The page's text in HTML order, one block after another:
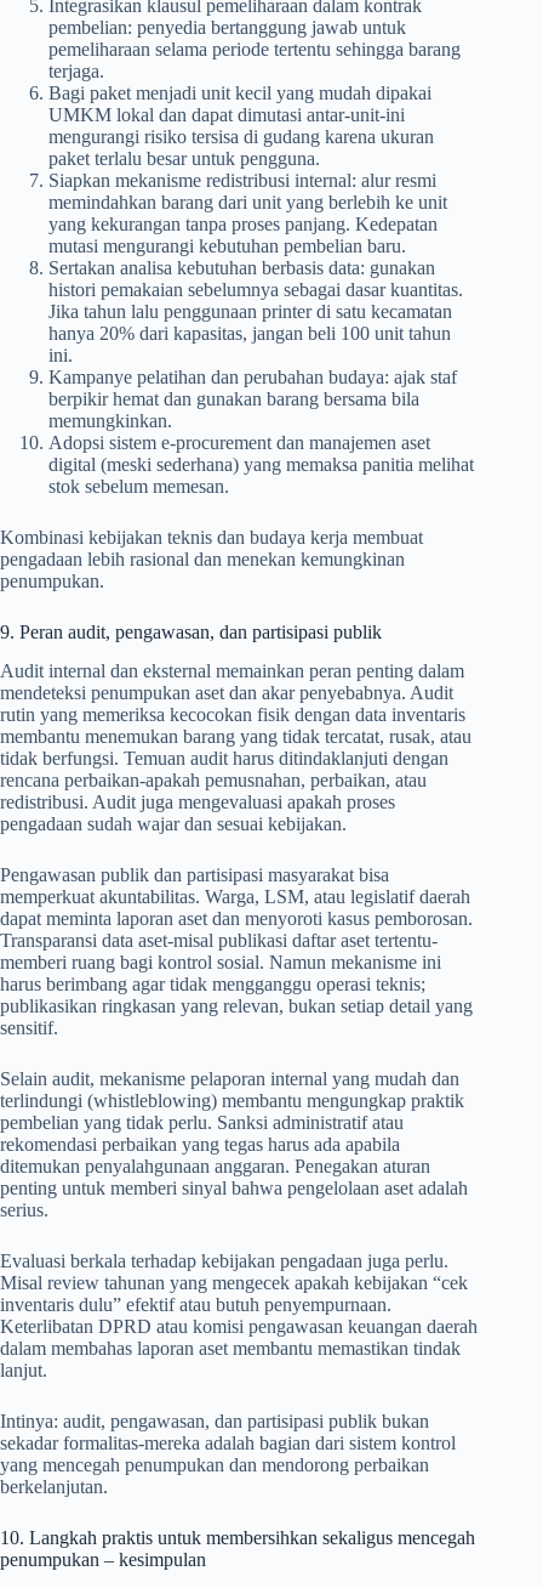
Integrasikan klausul pemeliharaan dalam kontrak
pembelian: penyedia bertanggung jawab untuk
pemeliharaan selama periode tertentu sehingga barang
terjaga.
Bagi paket menjadi unit kecil yang mudah dipakai
UMKM lokal dan dapat dimutasi antar-unit-ini
mengurangi risiko tersisa di gudang karena ukuran
paket terlalu besar untuk pengguna.
Siapkan mekanisme redistribusi internal: alur resmi
memindahkan barang dari unit yang berlebih ke unit
yang kekurangan tanpa proses panjang. Kedepatan
mutasi mengurangi kebutuhan pembelian baru.
Sertakan analisa kebutuhan berbasis data: gunakan
histori pemakaian sebelumnya sebagai dasar kuantitas.
Jika tahun lalu penggunaan printer di satu kecamatan
hanya 20% dari kapasitas, jangan beli 100 unit tahun
ini.
Kampanye pelatihan dan perubahan budaya: ajak staf
berpikir hemat dan gunakan barang bersama bila
memungkinkan.
Adopsi sistem e-procurement dan manajemen aset
digital (meski sederhana) yang memaksa panitia melihat
stok sebelum memesan.
Kombinasi kebijakan teknis dan budaya kerja membuat
pengadaan lebih rasional dan menekan kemungkinan
penumpukan.
9. Peran audit, pengawasan, dan partisipasi publik
Audit internal dan eksternal memainkan peran penting dalam
mendeteksi penumpukan aset dan akar penyebabnya. Audit
rutin yang memeriksa kecocokan fisik dengan data inventaris
membantu menemukan barang yang tidak tercatat, rusak, atau
tidak berfungsi. Temuan audit harus ditindaklanjuti dengan
rencana perbaikan-apakah pemusnahan, perbaikan, atau
redistribusi. Audit juga mengevaluasi apakah proses
pengadaan sudah wajar dan sesuai kebijakan.
Pengawasan publik dan partisipasi masyarakat bisa
memperkuat akuntabilitas. Warga, LSM, atau legislatif daerah
dapat meminta laporan aset dan menyoroti kasus pemborosan.
Transparansi data aset-misal publikasi daftar aset tertentu-
memberi ruang bagi kontrol sosial. Namun mekanisme ini
harus berimbang agar tidak mengganggu operasi teknis;
publikasikan ringkasan yang relevan, bukan setiap detail yang
sensitif.
Selain audit, mekanisme pelaporan internal yang mudah dan
terlindungi (whistleblowing) membantu mengungkap praktik
pembelian yang tidak perlu. Sanksi administratif atau
rekomendasi perbaikan yang tegas harus ada apabila
ditemukan penyalahgunaan anggaran. Penegakan aturan
penting untuk memberi sinyal bahwa pengelolaan aset adalah
serius.
Evaluasi berkala terhadap kebijakan pengadaan juga perlu.
Misal review tahunan yang mengecek apakah kebijakan “cek
inventaris dulu” efektif atau butuh penyempurnaan.
Keterlibatan DPRD atau komisi pengawasan keuangan daerah
dalam membahas laporan aset membantu memastikan tindak
lanjut.
Intinya: audit, pengawasan, dan partisipasi publik bukan
sekadar formalitas-mereka adalah bagian dari sistem kontrol
yang mencegah penumpukan dan mendorong perbaikan
berkelanjutan.
10. Langkah praktis untuk membersihkan sekaligus mencegah
penumpukan – kesimpulan